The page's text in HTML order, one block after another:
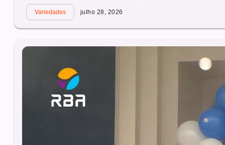
Variedades julho 28, 2026